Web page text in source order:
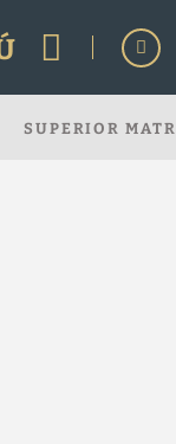
SUPERIOR